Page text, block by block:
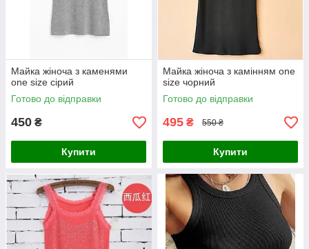
Майка жіноча з каменями
one size сірий
Готово до відправки
450 ₴
Купити
Майка жіноча з камінням one
size чорний
Готово до відправки
495 ₴ 550 ₴
Купити